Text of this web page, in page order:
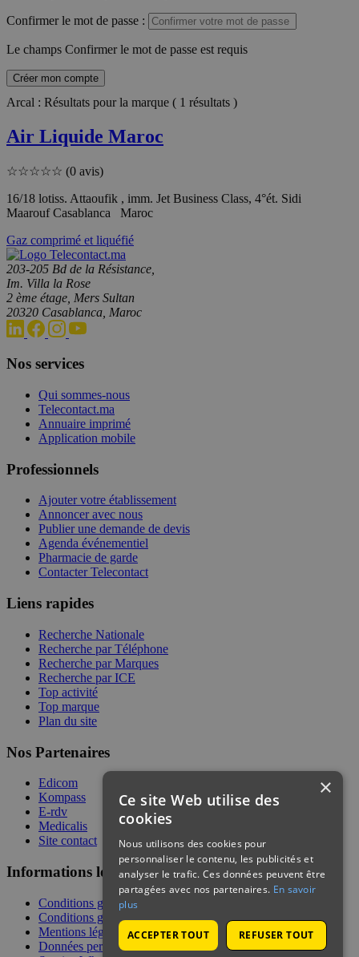
Confirmer le mot de passe :
Le champs Confirmer le mot de passe est requis
Créer mon compte
Arcal : Résultats pour la marque ( 1 résultats )
Air Liquide Maroc
☆☆☆☆☆ (0 avis)
16/18 lotiss. Attaoufik , imm. Jet Business Class, 4°ét. Sidi
Maarouf Casablanca Maroc
Gaz comprimé et liquéfié
203-205 Bd de la Résistance,
Im. Villa la Rose
2 ème étage, Mers Sultan
20320 Casablanca, Maroc
Nos services
Qui sommes-nous
Telecontact.ma
Annuaire imprimé
Application mobile
Professionnels
Ajouter votre établissement
Annoncer avec nous
Publier une demande de devis
Agenda événementiel
Pharmacie de garde
Contacter Telecontact
Liens rapides
Recherche Nationale
Recherche par Téléphone
Recherche par Marques
Recherche par ICE
Top activité
Top marque
Plan du site
Nos Partenaires
Edicom
Kompass
E-rdv
Medicalis
Site contact
Informations légales
Conditions générales de services
Conditions générales de vente
Mentions légales
Données personnelles
×
Ce site Web utilise des
cookies
Nous utilisons des cookies pour
personnaliser le contenu, les publicités et
analyser le trafic. Ces données peuvent être
partagées avec nos partenaires. En savoir
plus
ACCEPTER TOUT REFUSER TOUT